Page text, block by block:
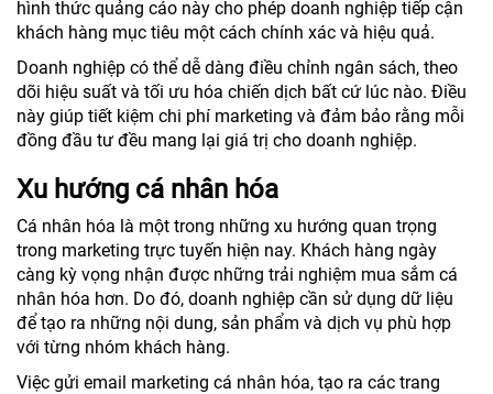
hình thức quảng cáo này cho phép doanh nghiệp tiếp cận
khách hàng mục tiêu một cách chính xác và hiệu quả.
Doanh nghiệp có thể dễ dàng điều chỉnh ngân sách, theo
dõi hiệu suất và tối ưu hóa chiến dịch bất cứ lúc nào. Điều
này giúp tiết kiệm chi phí marketing và đảm bảo rằng mỗi
đồng đầu tư đều mang lại giá trị cho doanh nghiệp.
Xu hướng cá nhân hóa
Cá nhân hóa là một trong những xu hướng quan trọng
trong marketing trực tuyến hiện nay. Khách hàng ngày
càng kỳ vọng nhận được những trải nghiệm mua sắm cá
nhân hóa hơn. Do đó, doanh nghiệp cần sử dụng dữ liệu
để tạo ra những nội dung, sản phẩm và dịch vụ phù hợp
với từng nhóm khách hàng.
Việc gửi email marketing cá nhân hóa, tạo ra các trang